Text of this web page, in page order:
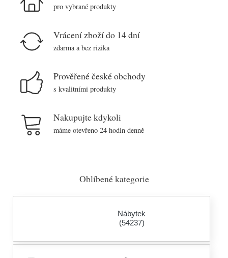
pro vybrané produkty
Vrácení zboží do 14 dní
zdarma a bez rizika
Prověřené české obchody
s kvalitními produkty
Nakupujte kdykoli
máme otevřeno 24 hodin denně
Oblíbené kategorie
Nábytek
(54237)